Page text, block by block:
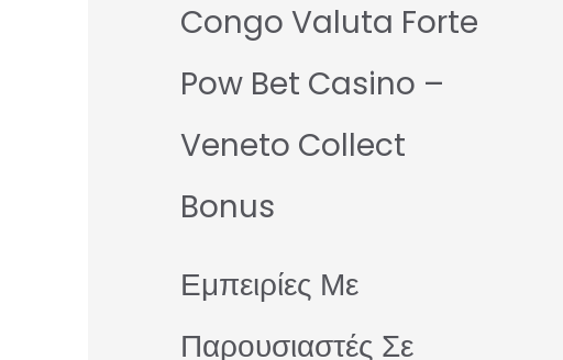
Congo Valuta Forte
Pow Bet Casino –
Veneto Collect
Bonus
Εμπειρίες Με
Παρουσιαστές Σε